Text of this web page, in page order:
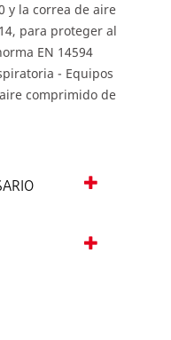
y la correa de aire
para proteger al
EN 14594
- Equipos
comprimido de